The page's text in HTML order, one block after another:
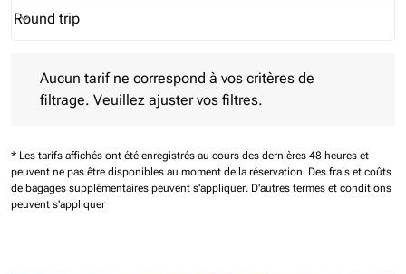
Journey Types option Round trip Selected
Round trip
keyboard_arrow_down
Aucun tarif ne correspond à vos critères de
filtrage. Veuillez ajuster vos filtres.
* Les tarifs affichés ont été enregistrés au cours des dernières 48 heures et
peuvent ne pas être disponibles au moment de la réservation. Des frais et coûts
de bagages supplémentaires peuvent s'appliquer. D'autres termes et conditions
peuvent s'appliquer